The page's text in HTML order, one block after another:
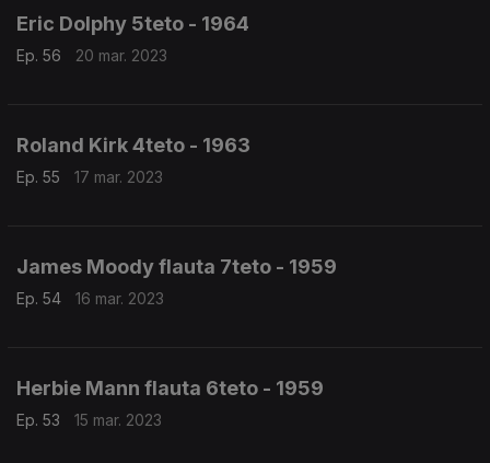
Eric Dolphy 5teto - 1964
Ep. 56 20 mar. 2023
Roland Kirk 4teto - 1963
Ep. 55 17 mar. 2023
James Moody flauta 7teto - 1959
Ep. 54 16 mar. 2023
Herbie Mann flauta 6teto - 1959
Ep. 53 15 mar. 2023